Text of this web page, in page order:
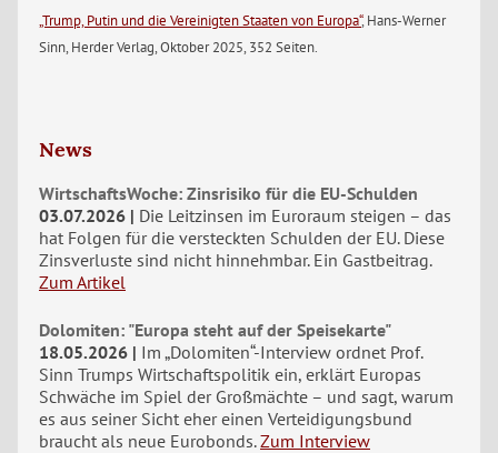
„Trump, Putin und die Vereinigten Staaten von Europa“, Hans-Werner
Sinn, Herder Verlag, Oktober 2025, 352 Seiten.
News
WirtschaftsWoche: Zinsrisiko für die EU-Schulden
03.07.2026
Die Leitzinsen im Euroraum steigen – das
hat Folgen für die versteckten Schulden der EU. Diese
Zinsverluste sind nicht hinnehmbar. Ein Gastbeitrag.
Zum Artikel
Dolomiten: "Europa steht auf der Speisekarte"
18.05.2026
Im „Dolomiten“-Interview ordnet Prof.
Sinn Trumps Wirtschaftspolitik ein, erklärt Europas
Schwäche im Spiel der Großmächte – und sagt, warum
es aus seiner Sicht eher einen Verteidigungsbund
braucht als neue Eurobonds. Zum Interview